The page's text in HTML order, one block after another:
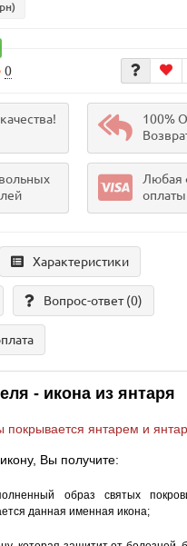
0
100%
Любая
оплаты
Характеристики
Вопрос-ответ(0)
- икона из янтаря
покрывается янтарем и
Вы получите:
образ святых
данная именная икона;